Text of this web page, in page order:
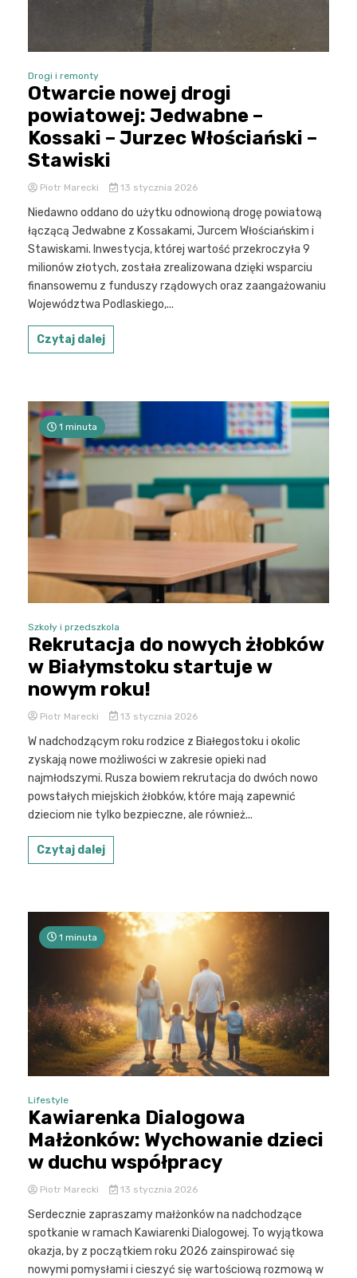
Drogi i remonty
Otwarcie nowej drogi
powiatowej: Jedwabne –
Kossaki – Jurzec Włościański –
Stawiski
Piotr Marecki 13 stycznia 2026
Niedawno oddano do użytku odnowioną drogę powiatową
łączącą Jedwabne z Kossakami, Jurcem Włościańskim i
Stawiskami. Inwestycja, której wartość przekroczyła 9
milionów złotych, została zrealizowana dzięki wsparciu
finansowemu z funduszy rządowych oraz zaangażowaniu
Województwa Podlaskiego,...
Czytaj dalej
1 minuta
Szkoły i przedszkola
Rekrutacja do nowych żłobków
w Białymstoku startuje w
nowym roku!
Piotr Marecki 13 stycznia 2026
W nadchodzącym roku rodzice z Białegostoku i okolic
zyskają nowe możliwości w zakresie opieki nad
najmłodszymi. Rusza bowiem rekrutacja do dwóch nowo
powstałych miejskich żłobków, które mają zapewnić
dzieciom nie tylko bezpieczne, ale również...
Czytaj dalej
1 minuta
Lifestyle
Kawiarenka Dialogowa
Małżonków: Wychowanie dzieci
w duchu współpracy
Piotr Marecki 13 stycznia 2026
Serdecznie zapraszamy małżonków na nadchodzące
spotkanie w ramach Kawiarenki Dialogowej. To wyjątkowa
okazja, by z początkiem roku 2026 zainspirować się
nowymi pomysłami i cieszyć się wartościową rozmową w